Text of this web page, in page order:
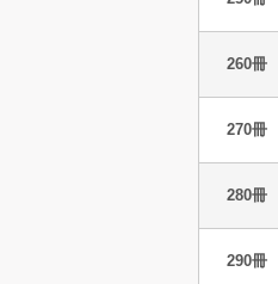
260冊
270冊
280冊
290冊